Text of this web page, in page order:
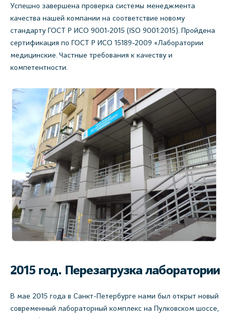
Успешно завершена проверка системы менеджмента
качества нашей компании на соответствие новому
стандарту ГОСТ Р ИСО 9001-2015 (ISO 9001:2015). Пройдена
сертификация по ГОСТ Р ИСО 15189-2009 «Лаборатории
медицинские. Частные требования к качеству и
компетентности.
2015 год. Перезагрузка лаборатории
В мае 2015 года в Санкт-Петербурге нами был открыт новый
современный лабораторный комплекс на Пулковском шоссе,